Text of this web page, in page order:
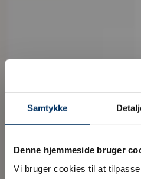
Samtykke
Denne hjemmeside bruger
Vi bruger cookies til at